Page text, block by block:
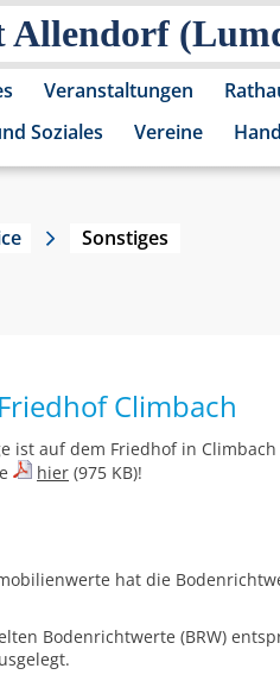
Allendorf
Veranstaltungen
Soziales
Vereine
Sonstiges
Climbach
ist auf dem Friedhof in
hier (975 KB)!
hat die
Bodenrichtwerte (BRW)